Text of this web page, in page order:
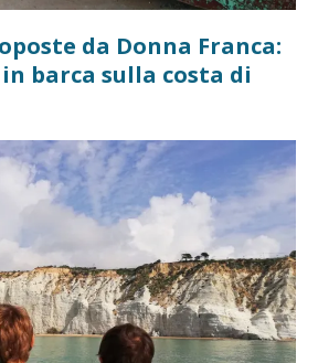
da Donna Franca:
barca sulla costa di